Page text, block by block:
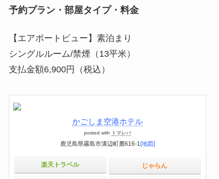
予約プラン・部屋タイプ・料金
【エアポートビュー】素泊まり
シングルルーム/禁煙（13平米）
支払金額6,900円（税込）
かごしま空港ホテル
posted with トマレバ
鹿児島県霧島市溝辺町麓616-1 [地図]
楽天トラベル じゃらん